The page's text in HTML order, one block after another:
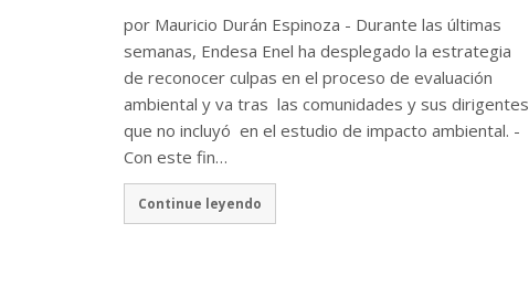
por Mauricio Durán Espinoza - Durante las últimas
semanas, Endesa Enel ha desplegado la estrategia
de reconocer culpas en el proceso de evaluación
ambiental y va tras las comunidades y sus dirigentes
que no incluyó en el estudio de impacto ambiental. -
Con este fin…
Continue leyendo